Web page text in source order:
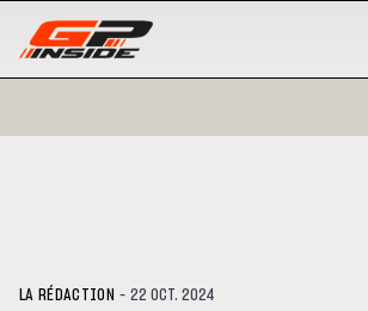
LA RÉDACTION -22 OCT. 2024